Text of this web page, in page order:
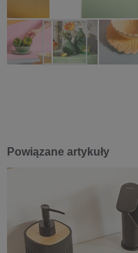
Powiązane artykuły